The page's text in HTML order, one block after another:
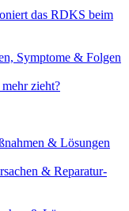
das RDKS beim
Symptome & Folgen
zieht?
& Lösungen
& Reparatur-